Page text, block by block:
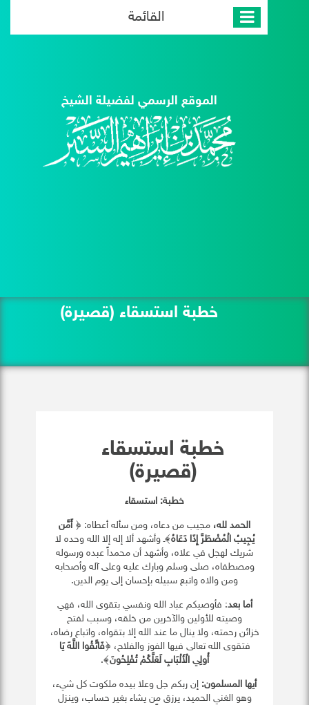
القائمة
الموقع الرسمي لفضيلة الشيخ
خطبة استسقاء (قصيرة)
خطبة استسقاء
(قصيرة)
خطبة: استسقاء
الحمد لله، مجيب من دعاه، ومن سأله أعطاه: ﴿أَمَّن
يُجِيبُ الْمُضْطَرَّ إِذَا دَعَاهُ﴾ـ وأشهد ألا إله إلا الله وحده لا
شريك لهجل في علاه، وأشهد أن محمداً عبده ورسوله
ومصطفاه، صلى وسلم وبارك عليه وعلى آله وأصحابه
ومن والاه واتبع سبيله بإحسان إلى يوم الدين.
أما بعد: فأوصيكم عباد الله ونفسي بتقوى الله، فهي
وصيته للأولين والآخرين من خلقه، وسبب لفتح
خزائن رحمته، ولا ينال ما عند الله إلا بتقواه، واتباع رضاه،
فتقوى الله تعالى فيها الفوز والفلاح، ﴿فَاتَّقُوا اللَّهَ يَا
أُولِي الْأَلْبَابِ لَعَلَّكُمْ تُفْلِحُونَ﴾.
أيها المسلمون: إن ربكم جل وعلا بيده ملكوت كل شيء،
وهو الغني الحميد، يرزق من يشاء بغير حساب، وينزل